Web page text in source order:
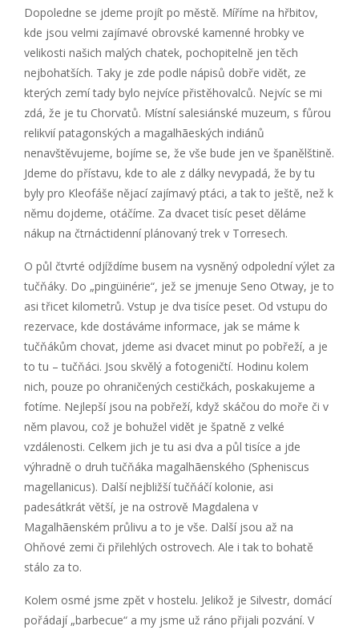
Dopoledne se jdeme projít po městě. Míříme na hřbitov,
kde jsou velmi zajímavé obrovské kamenné hrobky ve
velikosti našich malých chatek, pochopitelně jen těch
nejbohatších. Taky je zde podle nápisů dobře vidět, ze
kterých zemí tady bylo nejvíce přistěhovalců. Nejvíc se mi
zdá, že je tu Chorvatů. Místní salesiánské muzeum, s fůrou
relikvií patagonských a magalhãeských indiánů
nenavštěvujeme, bojíme se, že vše bude jen ve španělštině.
Jdeme do přístavu, kde to ale z dálky nevypadá, že by tu
byly pro Kleofáše nějací zajímavý ptáci, a tak to ještě, než k
němu dojdeme, otáčíme. Za dvacet tisíc peset děláme
nákup na čtrnáctidenní plánovaný trek v Torresech.
O půl čtvrté odjíždíme busem na vysněný odpolední výlet za
tučňáky. Do „pingüinérie“, jež se jmenuje Seno Otway, je to
asi třicet kilometrů. Vstup je dva tisíce peset. Od vstupu do
rezervace, kde dostáváme informace, jak se máme k
tučňákům chovat, jdeme asi dvacet minut po pobřeží, a je
to tu – tučňáci. Jsou skvělý a fotogeničtí. Hodinu kolem
nich, pouze po ohraničených cestičkách, poskakujeme a
fotíme. Nejlepší jsou na pobřeží, když skáčou do moře či v
něm plavou, což je bohužel vidět je špatně z velké
vzdálenosti. Celkem jich je tu asi dva a půl tisíce a jde
výhradně o druh tučňáka magalhãenského (Spheniscus
magellanicus). Další nejbližší tučňáčí kolonie, asi
padesátkrát větší, je na ostrově Magdalena v
Magalhãenském průlivu a to je vše. Další jsou až na
Ohňové zemi či přilehlých ostrovech. Ale i tak to bohatě
stálo za to.
Kolem osmé jsme zpět v hostelu. Jelikož je Silvestr, domácí
pořádají „barbecue“ a my jsme už ráno přijali pozvání. V